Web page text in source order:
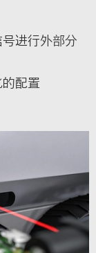
进行外部分
配置